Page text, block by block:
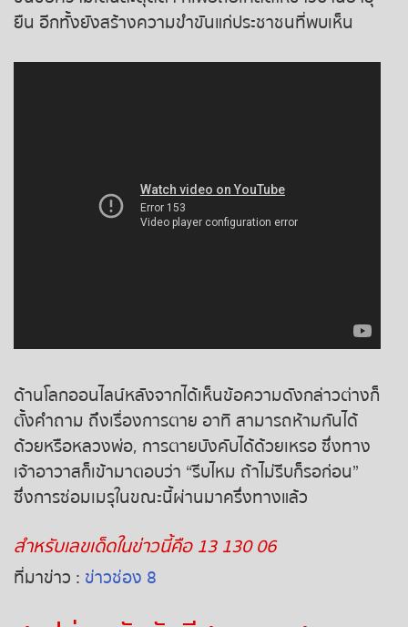
หวยหุ้นไต้หวัน
หวยหุ้นสิงคโปร์
หวยหุ้นอังกฤษ
หวยหุ้นดาวโจนส์
ยืน อีกทั้งยังสร้างความขำขันแก่ประชาชนที่พบเห็น
ด้านโลกออนไลน์หลังจากได้เห็นข้อความดังกล่าวต่างก็
ตั้งคำถาม ถึงเรื่องการตาย อาทิ สามารถห้ามกันได้
ด้วยหรือหลวงพ่อ, การตายบังคับได้ด้วยเหรอ ซึ่งทาง
เจ้าอาวาสก็เข้ามาตอบว่า “รีบไหม ถ้าไม่รีบก็รอก่อน”
ซึ่งการซ่อมเมรุในขณะนี้ผ่านมาครึ่งทางแล้ว
สำหรับเลขเด็ดในข่าวนี้คือ 13 130 06
ที่มาข่าว : ข่าวช่อง 8